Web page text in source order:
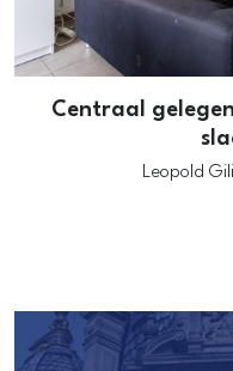
Centraal
Leopold